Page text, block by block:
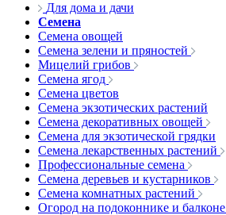
Для дома и дачи
Семена
Семена овощей
Семена зелени и пряностей
Мицелий грибов
Семена ягод
Семена цветов
Семена экзотических растений
Семена декоративных овощей
Семена для экзотической грядки
Семена лекарственных растений
Профессиональные семена
Семена деревьев и кустарников
Семена комнатных растений
Огород на подоконнике и балконе